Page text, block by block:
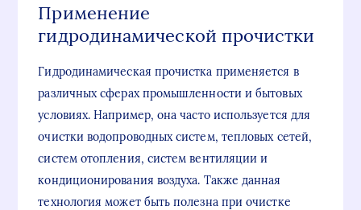
Применение
гидродинамической прочистки
Гидродинамическая прочистка применяется в
различных сферах промышленности и бытовых
условиях. Например, она часто используется для
очистки водопроводных систем, тепловых сетей,
систем отопления, систем вентиляции и
кондиционирования воздуха. Также данная
технология может быть полезна при очистке